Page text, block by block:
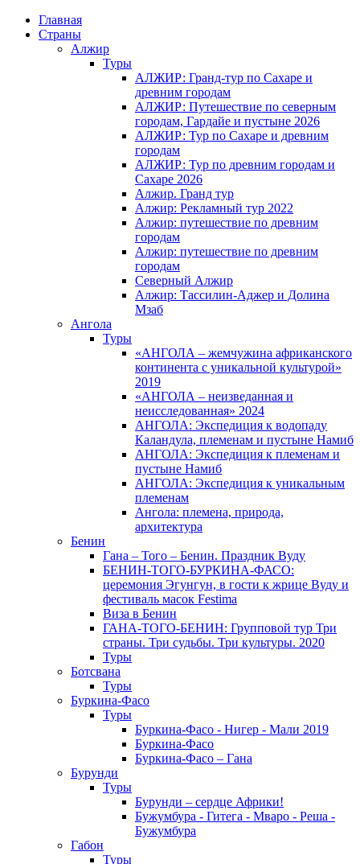
Главная
Страны
Алжир
Туры
АЛЖИР: Гранд-тур по Сахаре и
древним городам
АЛЖИР: Путешествие по северным
городам, Гардайе и пустыне 2026
АЛЖИР: Тур по Сахаре и древним
городам
АЛЖИР: Тур по древним городам и
Сахаре 2026
Алжир. Гранд тур
Алжир: Рекламный тур 2022
Алжир: путешествие по древним
городам
Алжир: путешествие по древним
городам
Северный Алжир
Алжир: Тассилин-Аджер и Долина
Мзаб
Ангола
Туры
«АНГОЛА – жемчужина африканского
континента с уникальной культурой»
2019
«АНГОЛА – неизведанная и
неисследованная» 2024
АНГОЛА: Экспедиция к водопаду
Каландула, племенам и пустыне Намиб
АНГОЛА: Экспедиция к племенам и
пустыне Намиб
АНГОЛА: Экспедиция к уникальным
племенам
Ангола: племена, природа,
архитектура
Бенин
Гана – Того – Бенин. Праздник Вуду
БЕНИН-ТОГО-БУРКИНА-ФАСО:
церемония Эгунгун, в гости к жрице Вуду и
фестиваль масок Festima
Виза в Бенин
ГАНА-ТОГО-БЕНИН: Групповой тур Три
страны. Три судьбы. Три культуры. 2020
Туры
Ботсвана
Туры
Буркина-Фасо
Туры
Буркина-Фасо - Нигер - Мали 2019
Буркина-Фасо
Буркина-Фасо – Гана
Бурунди
Туры
Бурунди – сердце Африки!
Бужумбура - Гитега - Мваро - Реша -
Бужумбура
Габон
Туры